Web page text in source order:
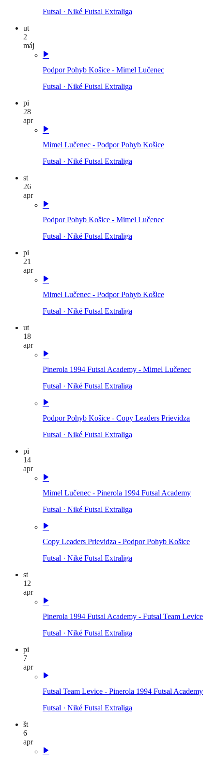
Futsal · Niké Futsal Extraliga
ut
2
máj
Podpor Pohyb Košice - Mimel Lučenec
Futsal · Niké Futsal Extraliga
pi
28
apr
Mimel Lučenec - Podpor Pohyb Košice
Futsal · Niké Futsal Extraliga
st
26
apr
Podpor Pohyb Košice - Mimel Lučenec
Futsal · Niké Futsal Extraliga
pi
21
apr
Mimel Lučenec - Podpor Pohyb Košice
Futsal · Niké Futsal Extraliga
ut
18
apr
Pinerola 1994 Futsal Academy - Mimel Lučenec
Futsal · Niké Futsal Extraliga
Podpor Pohyb Košice - Copy Leaders Prievidza
Futsal · Niké Futsal Extraliga
pi
14
apr
Mimel Lučenec - Pinerola 1994 Futsal Academy
Futsal · Niké Futsal Extraliga
Copy Leaders Prievidza - Podpor Pohyb Košice
Futsal · Niké Futsal Extraliga
st
12
apr
Pinerola 1994 Futsal Academy - Futsal Team Levice
Futsal · Niké Futsal Extraliga
pi
7
apr
Futsal Team Levice - Pinerola 1994 Futsal Academy
Futsal · Niké Futsal Extraliga
št
6
apr